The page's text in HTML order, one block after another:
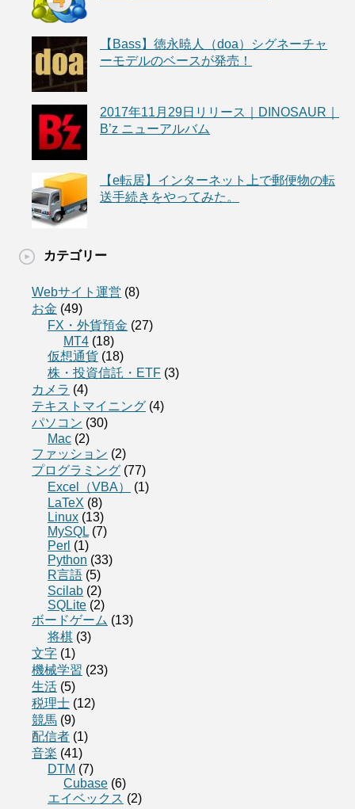
【Bass】徳永暁人（doa）シグネーチャ
ーモデルのベースが発売！
2017年11月29日リリース｜DINOSAUR｜
B’z ニューアルバム
【e転居】インターネット上で郵便物の転
送手続きをやってみた。
カテゴリー
Webサイト運営 (8)
お金 (49)
FX・外貨預金 (27)
MT4 (18)
仮想通貨 (18)
株・投資信託・ETF (3)
カメラ (4)
テキストマイニング (4)
パソコン (30)
Mac (2)
ファッション (2)
プログラミング (77)
Excel（VBA）
(1)
LaTeX (8)
Linux (13)
MySQL (7)
Perl (1)
Python (33)
R言語 (5)
Scilab (2)
SQLite (2)
ボードゲーム (13)
将棋 (3)
文字 (1)
機械学習 (23)
生活 (5)
税理士 (12)
競馬 (9)
配信者 (1)
音楽 (41)
DTM (7)
Cubase (6)
エイベックス (2)